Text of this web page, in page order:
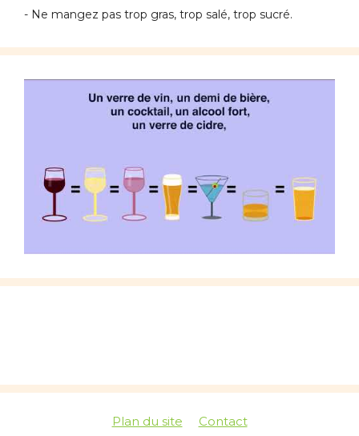
- Ne mangez pas trop gras, trop salé, trop sucré.
Plan du site Contact